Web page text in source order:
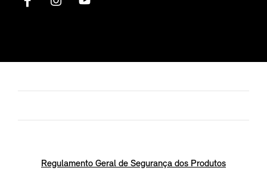
Regulamento Geral de Segurança dos Produtos